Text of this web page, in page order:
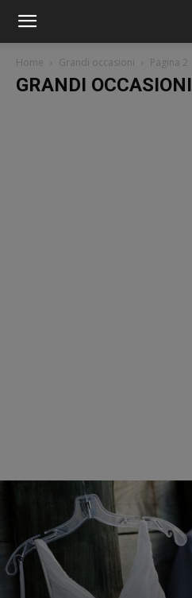
Home Grandi occasioni Pagina 2
GRANDI OCCASIONI